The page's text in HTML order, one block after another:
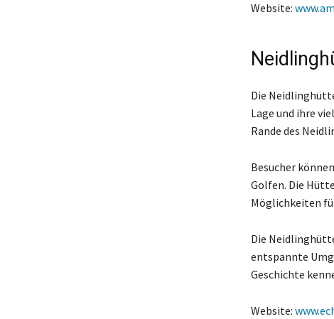
Website:
Die
Lage und ihre
Rande des
Besucher
Golfen. Die
Möglichkeiten
Die
entspannte
Geschichte
Website: